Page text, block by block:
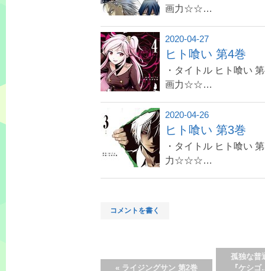
画力☆☆…
2020-04-27
ヒト喰い 第4巻
・タイトル ヒト喰
画力☆☆…
2020-04-26
ヒト喰い 第3巻
・タイトル ヒト喰い
力☆☆☆…
コメントを書く
« ライジングサン 第2巻
孤独な普
『ケシ